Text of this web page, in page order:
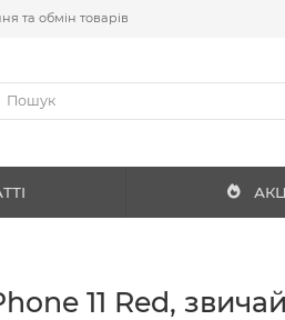
та обмін товарів
11 Red,